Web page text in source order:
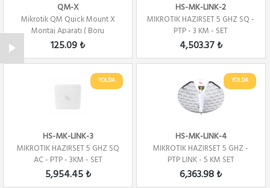
QM-X
Mikrotik QM Quick Mount X
Montaj Aparatı ( Boru
bağlantısı) Yatay ...
125.09 ₺
HS-MK-LINK-2
MIKROTIK HAZIRSET 5 GHZ SQ -
PTP - 3 KM - SET
4,503.37 ₺
YOLDA
HS-MK-LINK-3
MIKROTIK HAZIRSET 5 GHZ SQ
AC - PTP - 3KM - SET
5,954.45 ₺
YOLDA
HS-MK-LINK-4
MIKROTIK HAZIRSET 5 GHZ -
PTP LINK - 5 KM SET
6,363.98 ₺